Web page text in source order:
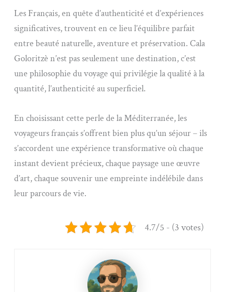
Les Français, en quête d’authenticité et d’expériences
significatives, trouvent en ce lieu l’équilibre parfait
entre beauté naturelle, aventure et préservation. Cala
Goloritzè n’est pas seulement une destination, c’est
une philosophie du voyage qui privilégie la qualité à la
quantité, l’authenticité au superficiel.
En choisissant cette perle de la Méditerranée, les
voyageurs français s’offrent bien plus qu’un séjour – ils
s’accordent une expérience transformative où chaque
instant devient précieux, chaque paysage une œuvre
d’art, chaque souvenir une empreinte indélébile dans
leur parcours de vie.
4.7/5 - (3 votes)